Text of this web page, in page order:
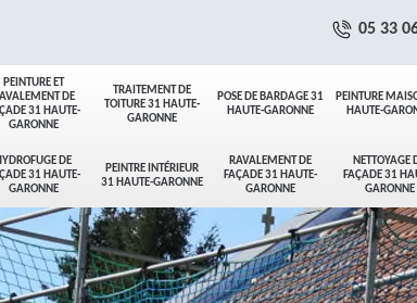
PEINTURE ET
DE
31 HAUTE-
GARONNE
TRAITEMENT DE
TOITURE 31 HAUTE-
GARONNE
POSE DE BARDAGE 31
HAUTE-GARONNE
PEINTURE
HAUTE-
DE
31 HAUTE-
GARONNE
PEINTRE INTÉRIEUR
31 HAUTE-GARONNE
RAVALEMENT DE
FAÇADE 31 HAUTE-
GARONNE
NETTOYAGE
FAÇADE 31
GARONNE
05 33